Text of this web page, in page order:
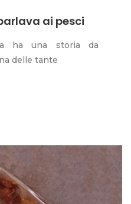
ai pesci
ha una storia da
delle tante